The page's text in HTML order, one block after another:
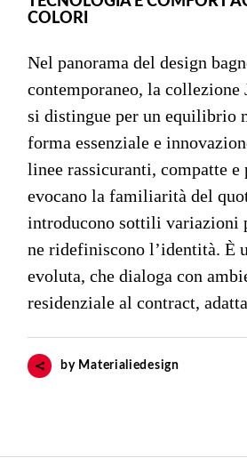
COLORI
Nel panorama del design
contemporaneo, la collezione
si distingue per un equilibrio
forma essenziale e
linee rassicuranti, compatte e
evocano la familiarità del
introducono sottili variazioni
ne ridefiniscono l’identità. È
evoluta, che dialoga con
residenziale al contract,
by Materialiedesign